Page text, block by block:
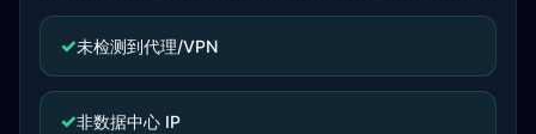
✓未检测到代理/VPN
✓非数据中心 IP